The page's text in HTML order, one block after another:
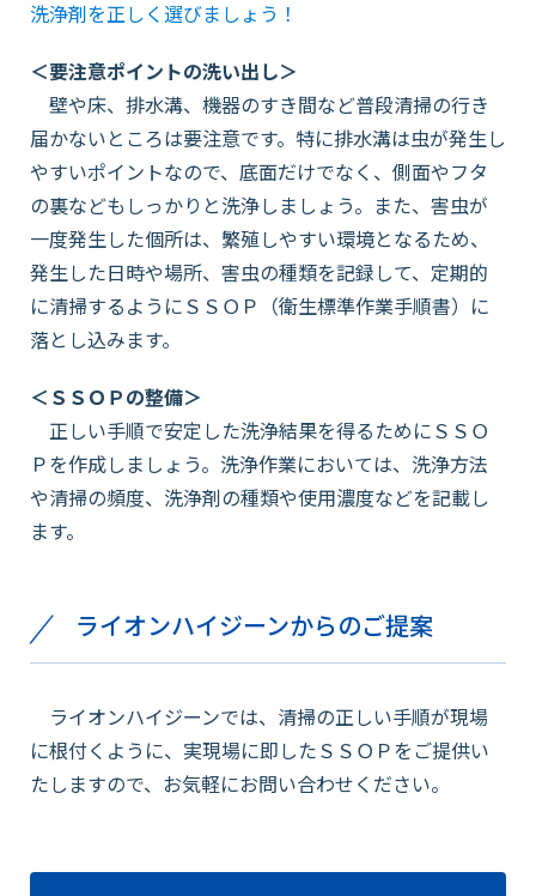
洗浄剤を正しく選びましょう！
＜要注意ポイントの洗い出し＞
壁や床、排水溝、機器のすき間など普段清掃の行き
届かないところは要注意です。特に排水溝は虫が発生し
やすいポイントなので、底面だけでなく、側面やフタ
の裏などもしっかりと洗浄しましょう。また、害虫が
一度発生した個所は、繁殖しやすい環境となるため、
発生した日時や場所、害虫の種類を記録して、定期的
に清掃するようにＳＳＯＰ（衛生標準作業手順書）に
落とし込みます。
＜ＳＳＯＰの整備＞
正しい手順で安定した洗浄結果を得るためにＳＳＯ
Ｐを作成しましょう。洗浄作業においては、洗浄方法
や清掃の頻度、洗浄剤の種類や使用濃度などを記載し
ます。
ライオンハイジーンからのご提案
ライオンハイジーンでは、清掃の正しい手順が現場
に根付くように、実現場に即したＳＳＯＰをご提供い
たしますので、お気軽にお問い合わせください。